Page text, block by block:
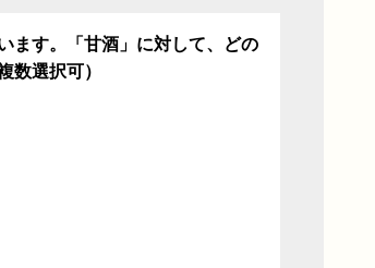
ます。「甘酒」に対して、どの
数選択可）